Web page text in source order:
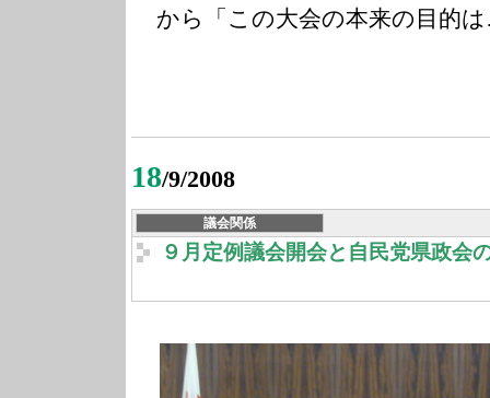
から「この大会の本来の目的
18/9/2008
議会関係
９月定例議会開会と自民党県政会